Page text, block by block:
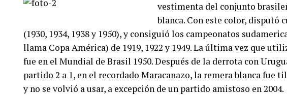
vestimenta del conjunto
blanca. Con este color, disputó
(1930, 1934, 1938 y 1950), y consiguió los campeonatos
llama Copa América) de 1919, 1922 y 1949. La última vez que
fue en el Mundial de Brasil 1950. Después de la derrota con
partido 2 a 1, en el recordado Maracanazo, la remera blanca fue
y no se volvió a usar, a excepción de un partido amistoso en 2004.